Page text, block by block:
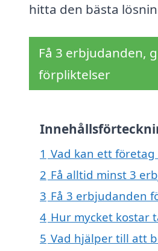
hitta den bästa
Få 3 erbjudanden,
förpliktelser
1 Vad kan ett
2 Få alltid minst 3
3 Få 3 erbjudanden
4 Hur mycket kostar
5 Vad hjälper till att